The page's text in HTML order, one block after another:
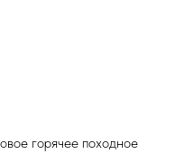
горячее походное